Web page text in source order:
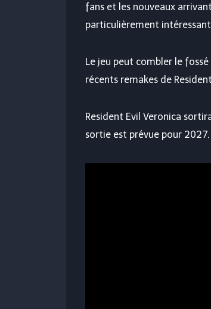
fans et les nouveaux
particulièrement
Le jeu peut combler le
récents remakes de
Resident Evil Veronica
sortie est prévue pour 2027.